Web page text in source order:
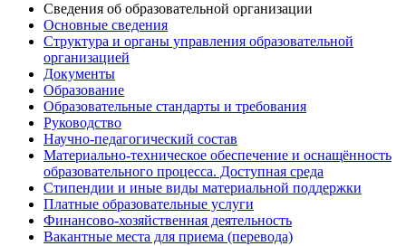
Сведения об образовательной организации
Основные сведения
Структура и органы управления образовательной
организацией
Документы
Образование
Образовательные стандарты и требования
Руководство
Научно-педагогический состав
Материально-техническое обеспечение и оснащённость
образовательного процесса. Доступная среда
Стипендии и иные виды материальной поддержки
Платные образовательные услуги
Финансово-хозяйственная деятельность
Вакантные места для приема (перевода)